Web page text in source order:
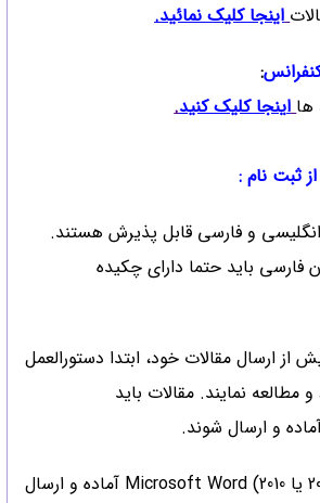
اینجا کلیک نمائید.
:
ها اینجا کلیک کنید.
ثبت نام :
انگلیسی و فارسی قابل پذیرش هستند.
فارسی باید حتما دارای چکیده
از ارسال مقالات خود، ابتدا دستورالعمل
و مطالعه نمایند. مقالات باید
و ارسال شوند.
- مقالات باید در (2007 یا 2010) Microsoft Word آماده و ارسال